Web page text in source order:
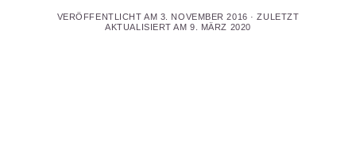
VERÖFFENTLICHT AM 3. NOVEMBER 2016 · ZULETZT
AKTUALISIERT AM9. MÄRZ 2020